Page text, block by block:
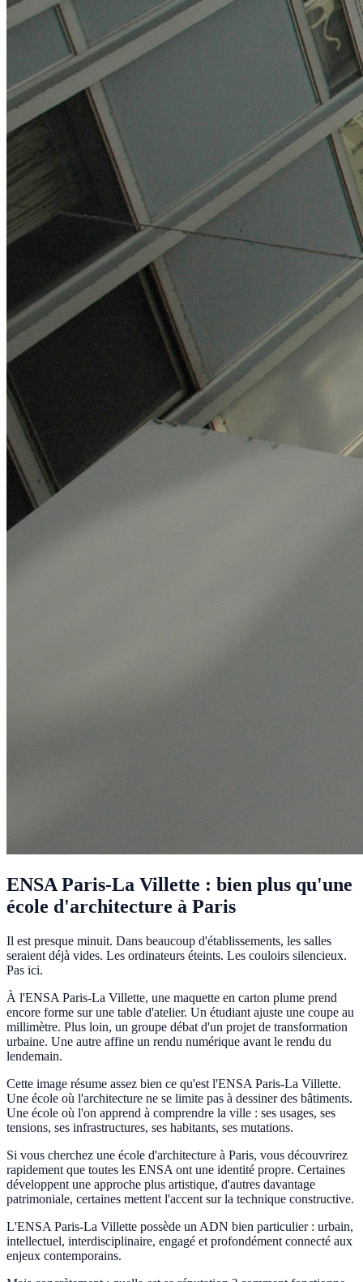
ENSA Paris-La Villette : bien plus qu'une
école d'architecture à Paris
Il est presque minuit. Dans beaucoup d'établissements, les salles
seraient déjà vides. Les ordinateurs éteints. Les couloirs silencieux.
Pas ici.
À l'ENSA Paris-La Villette, une maquette en carton plume prend
encore forme sur une table d'atelier. Un étudiant ajuste une coupe au
millimètre. Plus loin, un groupe débat d'un projet de transformation
urbaine. Une autre affine un rendu numérique avant le rendu du
lendemain.
Cette image résume assez bien ce qu'est l'ENSA Paris-La Villette.
Une école où l'architecture ne se limite pas à dessiner des bâtiments.
Une école où l'on apprend à comprendre la ville : ses usages, ses
tensions, ses infrastructures, ses habitants, ses mutations.
Si vous cherchez une école d'architecture à Paris, vous découvrirez
rapidement que toutes les ENSA ont une identité propre. Certaines
développent une approche plus artistique, d'autres davantage
patrimoniale, certaines mettent l'accent sur la technique constructive.
L'ENSA Paris-La Villette possède un ADN bien particulier : urbain,
intellectuel, interdisciplinaire, engagé et profondément connecté aux
enjeux contemporains.